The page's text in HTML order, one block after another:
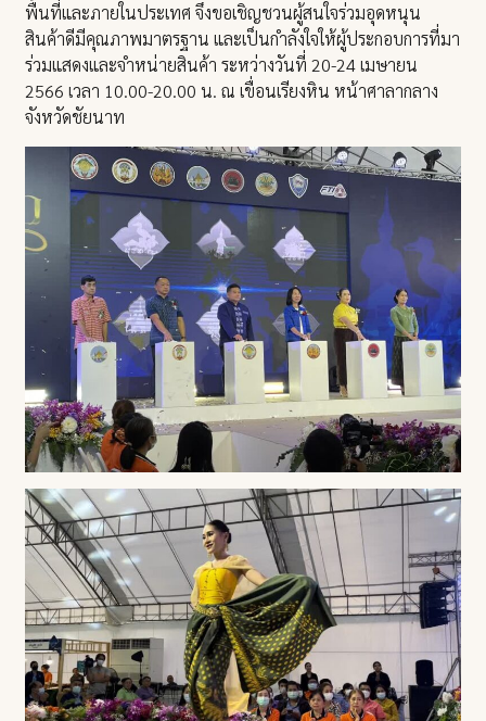
พื้นที่และภายในประเทศ จึงขอเชิญชวนผู้สนใจร่วมอุดหนุน
สินค้าดีมีคุณภาพมาตรฐาน และเป็นกำลังใจให้ผู้ประกอบการที่มา
ร่วมแสดงและจำหน่ายสินค้า ระหว่างวันที่ 20-24 เมษายน
2566 เวลา 10.00-20.00 น. ณ เขื่อนเรียงหิน หน้าศาลากลาง
จังหวัดชัยนาท